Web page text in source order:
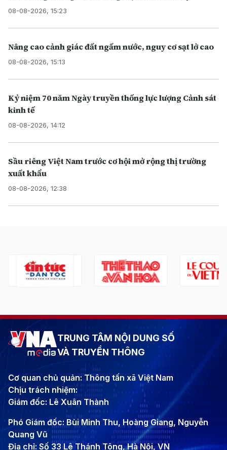
08-08-2026, 15:23
Nâng cao cảnh giác đất ngấm nước, nguy cơ sạt lở cao
08-08-2026, 15:13
Kỷ niệm 70 năm Ngày truyền thống lực lượng Cảnh sát
kinh tế
08-08-2026, 14:12
Sầu riêng Việt Nam trước cơ hội mở rộng thị trường
xuất khẩu
08-08-2026, 12:38
TRUNG TÂM NỘI DUNG SỐ
VÀ TRUYỀN THÔNG
Cơ quan chủ quản: Thông tấn xã Việt Nam
Chịu trách nhiệm:
Giám đốc: Lê Xuân Thành
Phó Giám đốc: Bùi Minh Thu, Hoàng Giang, Nguyễn
Quang Vũ
Địa chỉ: Số 33 Lê Thánh Tông, Hà Nội, VN